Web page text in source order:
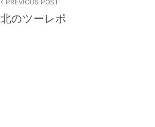
稿
PREVIOUS POST
北のツーレポ